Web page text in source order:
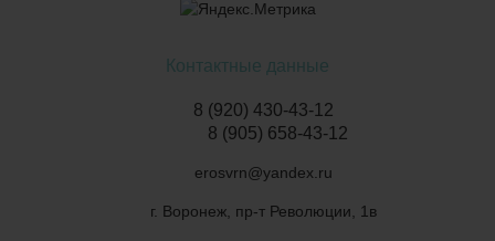
Контактные данные
8 (920) 430-43-12
8 (905) 658-43-12
erosvrn@yandex.ru
г. Воронеж, пр-т Революции, 1в